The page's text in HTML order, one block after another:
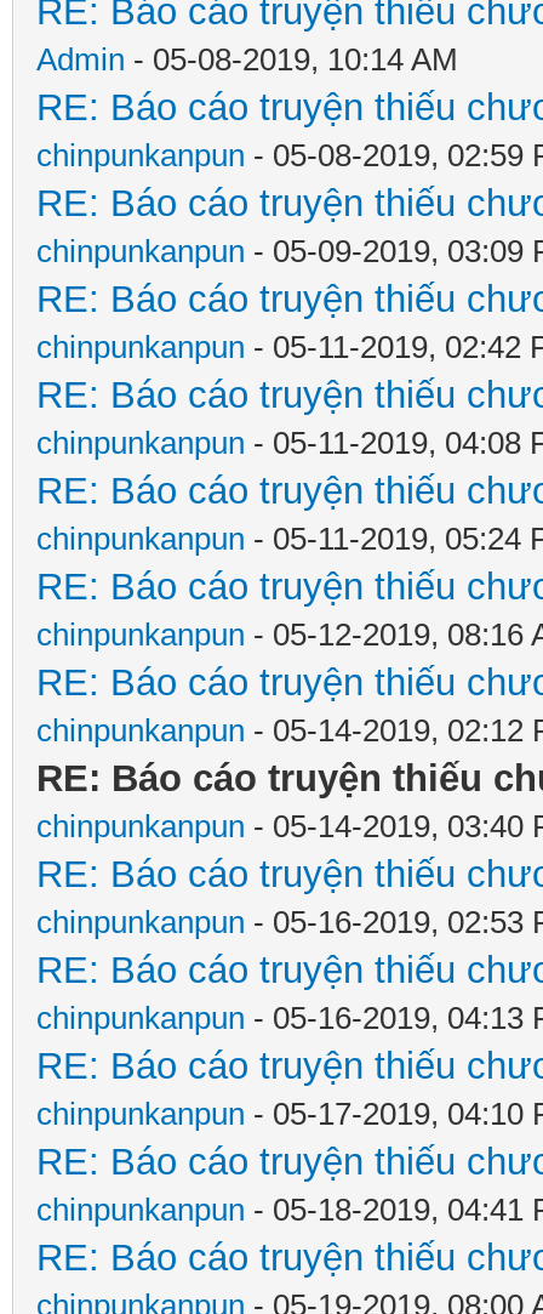
RE: Báo cáo truyện thiếu
Admin - 05-08-2019, 10:14 AM
RE: Báo cáo truyện thiếu
chinpunkanpun - 05-08-2019, 02:59
RE: Báo cáo truyện thiếu
chinpunkanpun - 05-09-2019, 03:09
RE: Báo cáo truyện thiếu
chinpunkanpun - 05-11-2019, 02:42
RE: Báo cáo truyện thiếu
chinpunkanpun - 05-11-2019, 04:08
RE: Báo cáo truyện thiếu
chinpunkanpun - 05-11-2019, 05:24
RE: Báo cáo truyện thiếu
chinpunkanpun - 05-12-2019, 08:16
RE: Báo cáo truyện thiếu
chinpunkanpun - 05-14-2019, 02:12
RE: Báo cáo truyện thiếu
chinpunkanpun - 05-14-2019, 03:40
RE: Báo cáo truyện thiếu
chinpunkanpun - 05-16-2019, 02:53
RE: Báo cáo truyện thiếu
chinpunkanpun - 05-16-2019, 04:13
RE: Báo cáo truyện thiếu
chinpunkanpun - 05-17-2019, 04:10
RE: Báo cáo truyện thiếu
chinpunkanpun - 05-18-2019, 04:41
RE: Báo cáo truyện thiếu
chinpunkanpun - 05-19-2019, 08:00